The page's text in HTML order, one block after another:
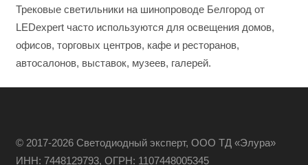
Трековые светильники на шинопроводе Белгород от
LEDexpert часто используются для освещения домов,
офисов, торговых центров, кафе и ресторанов,
автосалонов, выставок, музеев, галерей.
© 2017-2026 Светодиодный эксперт, ООО ТД «Элура»
ИНН: 7448129793, ОГРН: 1107448005345